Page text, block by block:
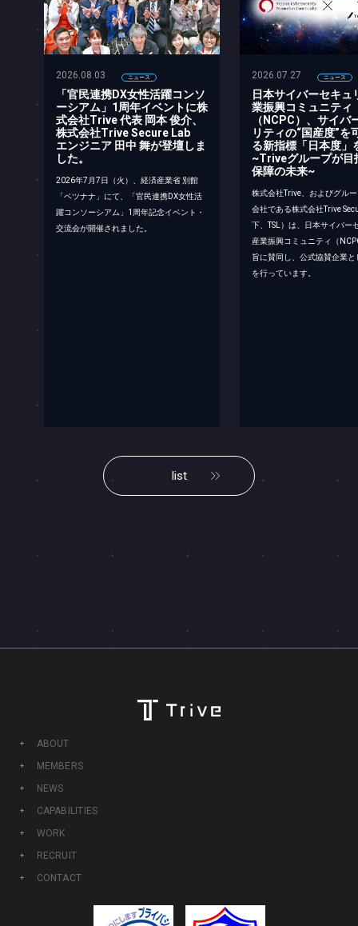
2026.08.03 ニュース
「官民連携DX女性活躍コンソ
ーシアム」1周年イベントに株
式会社Trive 代表 岡本 俊介、
株式会社Trive Secure Lab
エンジニア 田中 舞が登壇しま
した。
2026年7月7日（火）、経済産業省 別館
「ベツナナ」にて、「官民連携DX女性活
躍コンソーシアム」1周年記念イベント・
交流会が開催されました。
2026.07.27 ニュース
日本サイバーセキュ
業振興コミュニティ
（NCPC）、サイバ
リティの“国産度”を
る新指標「日本度」
~Triveグループが目
保障の未来~
株式会社Trive、およびグル
会社である株式会社Trive
下、TSL）は、日本サイバー
産業振興コミュニティ（
旨に賛同し、公式協賛企業
を行っています。
list
ABOUT
MEMBERS
NEWS
CAPABILITIES
WORK
RECRUIT
CONTACT